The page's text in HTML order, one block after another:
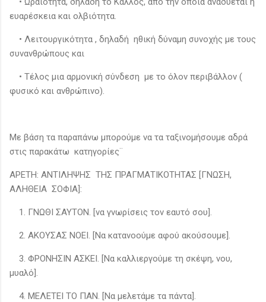
ευαρέσκεια και ολβιότητα.
• Λειτουργικότητα , δηλαδή ηθική δύναμη συνοχής με τους
συνανθρώπους και
• Τέλος μια αρμονική σύνδεση με το όλον περιβάλλον (
φυσικό και ανθρώπινο).
Με βάση τα παραπάνω μπορούμε να τα ταξινομήσουμε αδρά
στις παρακάτω κατηγορίες¨
ΑΡΕΤΗ: ΑΝΤΙΛΗΨΗΣ ΤΗΣ ΠΡΑΓΜΑΤΙΚΟΤΗΤΑΣ [ΓΝΩΣΗ,
ΑΛΗΘΕΙΑ ΣΟΦΙΑ]:
1. ΓΝΩΘΙ ΣΑΥΤΟΝ. [να γνωρίσεις τον εαυτό σου].
2. ΑΚΟΥΣΑΣ ΝΟΕΙ. [Να κατανοούμε αφού ακούσουμε].
3. ΦΡΟΝΗΣΙΝ ΑΣΚΕΙ. [Να καλλιεργούμε τη σκέψη, νου,
μυαλό].
4. ΜΕΛΕΤΕΙ ΤΟ ΠΑΝ. [Να μελετάμε τα πάντα].